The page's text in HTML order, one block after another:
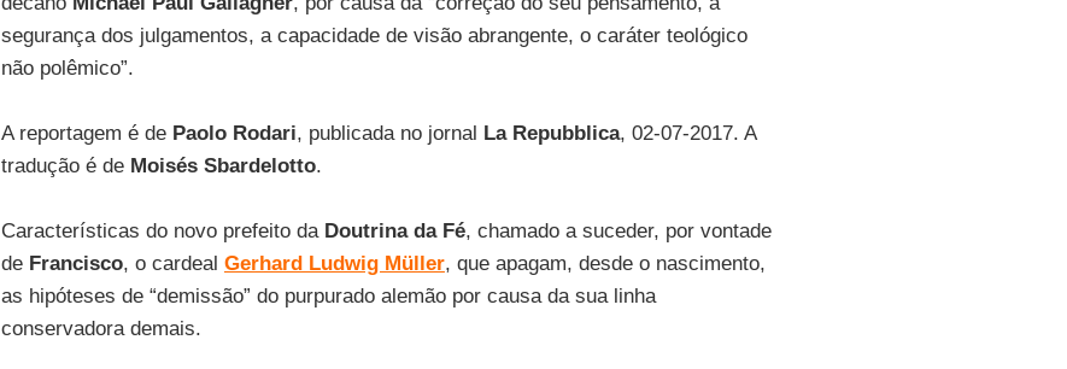
segurança dos julgamentos, a capacidade de visão abrangente, o caráter teológico
não polêmico”.
A reportagem é de Paolo Rodari, publicada no jornal La Repubblica, 02-07-2017. A
tradução é de Moisés Sbardelotto.
Características do novo prefeito da Doutrina da Fé, chamado a suceder, por vontade
de Francisco, o cardeal Gerhard Ludwig Müller, que apagam, desde o nascimento,
as hipóteses de “demissão” do purpurado alemão por causa da sua linha
conservadora demais.